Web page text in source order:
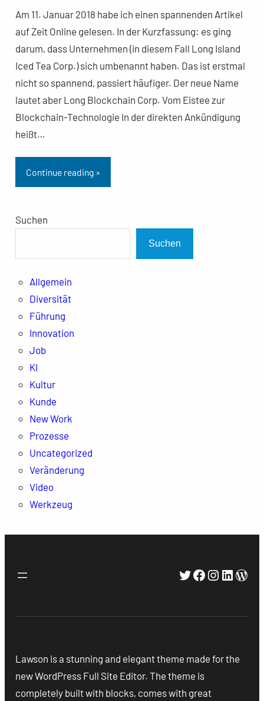
Am 11. Januar 2018 habe ich einen spannenden Artikel
auf Zeit Online gelesen. In der Kurzfassung: es ging
darum, dass Unternehmen (in diesem Fall Long Island
Iced Tea Corp.) sich umbenannt haben. Das ist erstmal
nicht so spannend, passiert häufiger. Der neue Name
lautet aber Long Blockchain Corp. Vom Eistee zur
Blockchain-Technologie In der direkten Ankündigung
heißt…
Continue reading »
Suchen
Suchen
Allgemein
Diversität
Führung
Innovation
Job
KI
Kultur
Kunde
New Work
Prozesse
Uncategorized
Veränderung
Video
Werkzeug
Twitter
Facebook
Lawson is a stunning and elegant theme made for the
new WordPress Full Site Editor. The theme is
completely built with blocks, comes with great